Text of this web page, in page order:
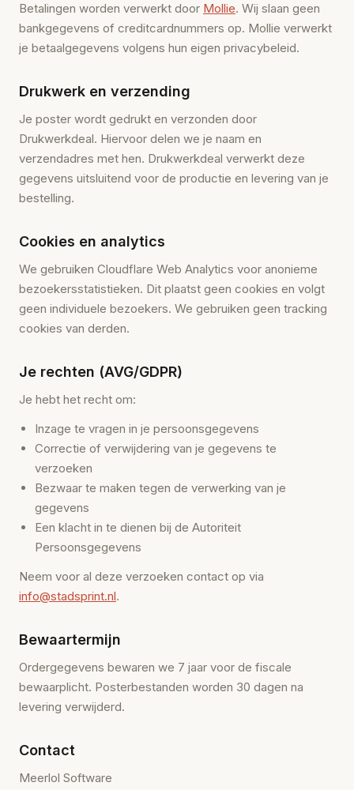
Betalingen worden verwerkt door Mollie. Wij slaan geen
bankgegevens of creditcardnummers op. Mollie verwerkt
je betaalgegevens volgens hun eigen privacybeleid.
Drukwerk en verzending
Je poster wordt gedrukt en verzonden door
Drukwerkdeal. Hiervoor delen we je naam en
verzendadres met hen. Drukwerkdeal verwerkt deze
gegevens uitsluitend voor de productie en levering van je
bestelling.
Cookies en analytics
We gebruiken Cloudflare Web Analytics voor anonieme
bezoekersstatistieken. Dit plaatst geen cookies en volgt
geen individuele bezoekers. We gebruiken geen tracking
cookies van derden.
Je rechten (AVG/GDPR)
Je hebt het recht om:
Inzage te vragen in je persoonsgegevens
Correctie of verwijdering van je gegevens te
verzoeken
Bezwaar te maken tegen de verwerking van je
gegevens
Een klacht in te dienen bij de Autoriteit
Persoonsgegevens
Neem voor al deze verzoeken contact op via
info@stadsprint.nl.
Bewaartermijn
Ordergegevens bewaren we 7 jaar voor de fiscale
bewaarplicht. Posterbestanden worden 30 dagen na
levering verwijderd.
Contact
Meerlol Software